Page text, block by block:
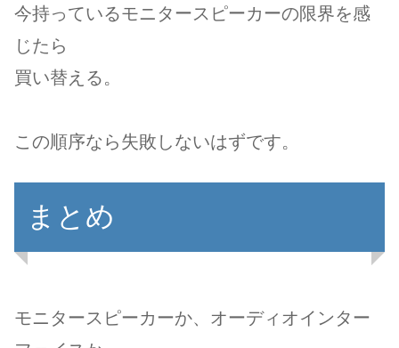
今持っているモニタースピーカーの限界を感
じたら
買い替える。
この順序なら失敗しないはずです。
まとめ
モニタースピーカーか、オーディオインター